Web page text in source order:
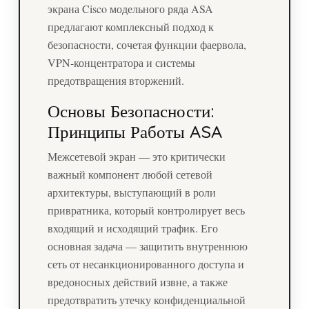
экрана Cisco модельного ряда ASA
предлагают комплексный подход к
безопасности, сочетая функции фаервола,
VPN-концентратора и системы
предотвращения вторжений.
Основы Безопасности:
Принципы Работы ASA
Межсетевой экран — это критически
важный компонент любой сетевой
архитектуры, выступающий в роли
привратника, который контролирует весь
входящий и исходящий трафик. Его
основная задача — защитить внутреннюю
сеть от несанкционированного доступа и
вредоносных действий извне, а также
предотвратить утечку конфиденциальной